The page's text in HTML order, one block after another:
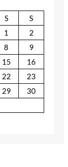
S
S
1
2
8
9
15
16
22
23
29
30